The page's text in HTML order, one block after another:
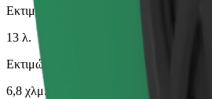
Εκτιμώμενος χρόνος μετακίνησης
13 λ.
Εκτιμώμενη απόσταση
6,8 χλμ.